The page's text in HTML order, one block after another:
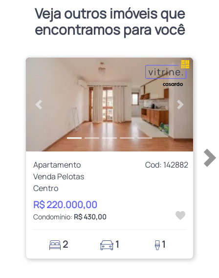
Veja outros imóveis que
encontramos para você
Anterior Próximo
Apartamento
Cod: 142882
Venda Pelotas
Centro
R$ 220.000,00
Condomínio: R$ 430,00
2 1 1